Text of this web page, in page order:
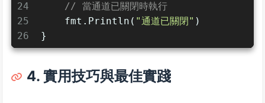
24
25
26
// 當通道已關閉時執行
    fmt.Println(
"通道已關閉" )
}
4. 實用技巧與最佳實踐